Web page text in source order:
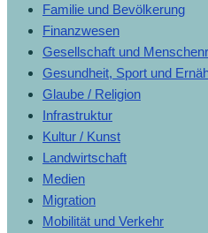
Familie und Bevölkerung
Finanzwesen
Gesellschaft und
Gesundheit, Sport und
Glaube / Religion
Infrastruktur
Kultur / Kunst
Landwirtschaft
Medien
Migration
Mobilität und Verkehr